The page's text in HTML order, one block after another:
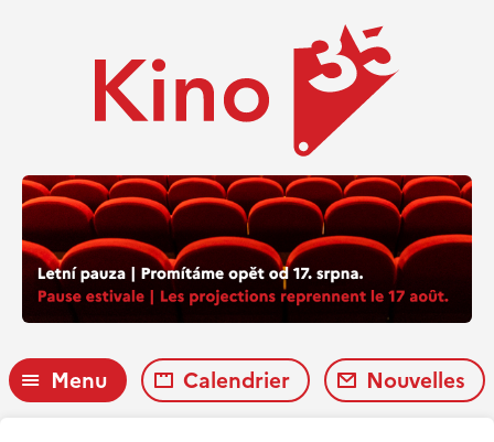
Menu Calendrier Nouvelles